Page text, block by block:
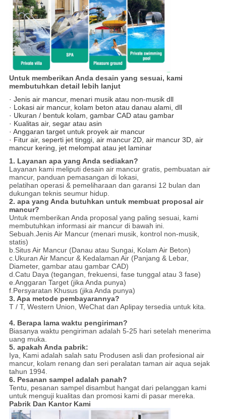
Untuk memberikan Anda desain yang sesuai, kami
membutuhkan detail lebih lanjut
· Jenis air mancur, menari musik atau non-musik dll
· Lokasi air mancur, kolam beton atau danau alami, dll
· Ukuran / bentuk kolam, gambar CAD atau gambar
· Kualitas air, segar atau asin
· Anggaran target untuk proyek air mancur
· Fitur air, seperti jet tinggi, air mancur 2D, air mancur 3D, air
mancur kering, jet melompat atau jet laminar
1. Layanan apa yang Anda sediakan?
Layanan kami meliputi desain air mancur gratis, pembuatan air
mancur, panduan pemasangan di lokasi,
pelatihan operasi & pemeliharaan dan garansi 12 bulan dan
dukungan teknis seumur hidup.
2. apa yang Anda butuhkan untuk membuat proposal air
mancur?
Untuk memberikan Anda proposal yang paling sesuai, kami
membutuhkan informasi air mancur di bawah ini.
Sebuah.Jenis Air Mancur (menari musik, kontrol non-musik,
statis)
b.Situs Air Mancur (Danau atau Sungai, Kolam Air Beton)
c.Ukuran Air Mancur & Kedalaman Air (Panjang & Lebar,
Diameter, gambar atau gambar CAD)
d.Catu Daya (tegangan, frekuensi, fase tunggal atau 3 fase)
e.Anggaran Target (jika Anda punya)
f.Persyaratan Khusus (jika Anda punya)
3. Apa metode pembayarannya?
T / T, Western Union, WeChat dan Aplipay tersedia untuk kita.
4. Berapa lama waktu pengiriman?
Biasanya waktu pengiriman adalah 5-25 hari setelah menerima
uang muka.
5. apakah Anda pabrik:
Iya, Kami adalah salah satu Produsen asli dan profesional air
mancur, kolam renang dan seri peralatan taman air aqua sejak
tahun 1994.
6. Pesanan sampel adalah panah?
Tentu, pesanan sampel disambut hangat dari pelanggan kami
untuk menguji kualitas dan promosi kami di pasar mereka.
Pabrik Dan Kantor Kami